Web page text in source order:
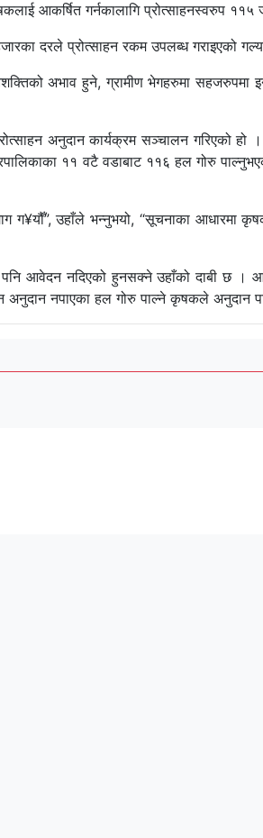
आकर्षित गर्नकालागि प्रोत्साहनस्वरुप
प्रोत्साहन रकम उपलब्ध गराइएको
अभाव हुने, ग्रामीण भेगहरुमा सहजरुपमा
अनुदान कार्यक्रम सञ्चालन गरिएको
११ वटै वडाबाट ११६ हल गोरु
ग¥यौँ”, उहाँले भन्नुभयो, “सूचनाका आधारमा
आवेदन नदिएको हुनसक्ने उहाँको दाबी छ ।
अनुदान नपाएका हल गोरु पाल्ने कृषकले अनुदान